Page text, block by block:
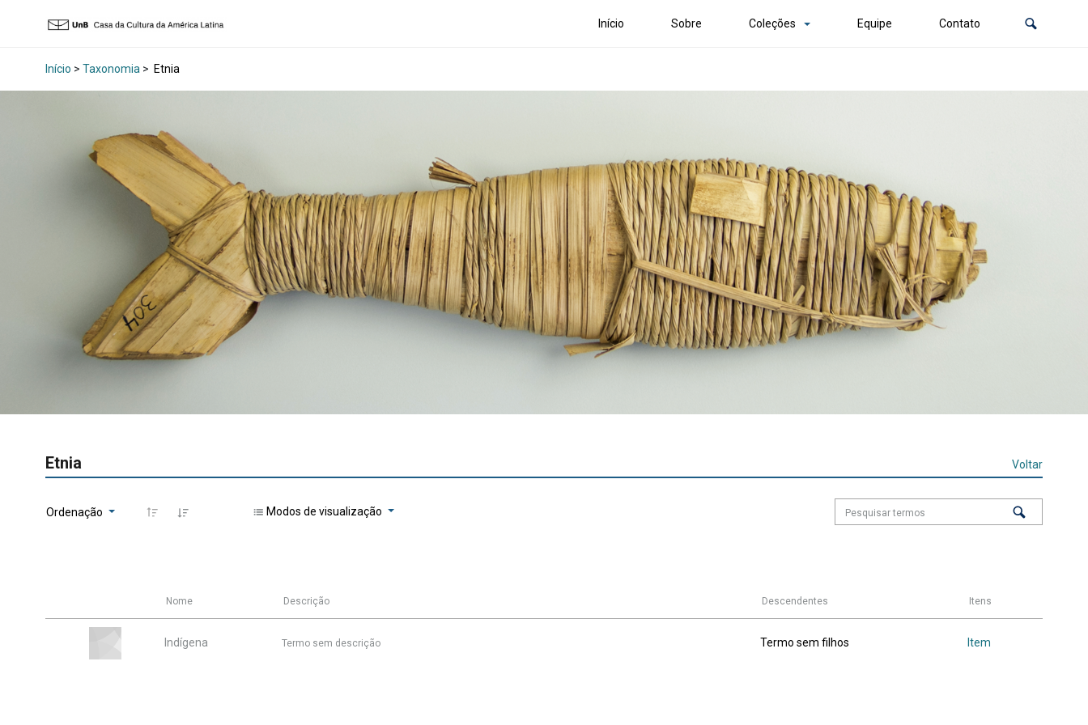
Início Sobre Coleções Equipe Contato
Início > Taxonomia > Etnia
Etnia Voltar
Ordenação Modos de visualização
Nome Descrição Descendentes Itens
Indígena Termo sem descrição Termo sem filhos Item